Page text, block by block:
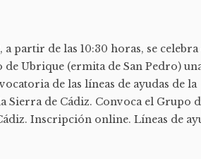
a partir de las 10:30 horas, se celebra
de Ubrique (ermita de San Pedro)
de las líneas de ayudas de la
Sierra de Cádiz. Convoca el Grupo
Inscripción online. Líneas de